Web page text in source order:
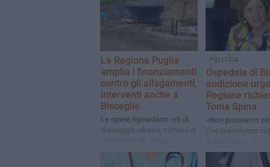
La Regione Puglia
amplia i finanziamenti
contro gli allagamenti,
interventi anche a
Bisceglie
Le opere riguardano reti di
drenaggio urbano, sistemi di
meteoriche, impianti di
trattamento, vasche di
POLITICA
Ospedale di
audizione
Regione
Tonia Spina
«Non possiamo
che prevalgano
immediatamente
la programmazione»